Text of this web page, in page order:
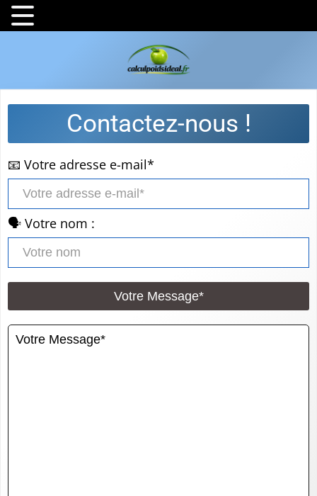
Contactez-nous !
📧 Votre adresse e-mail*
🗣️ Votre nom :
Votre Message*